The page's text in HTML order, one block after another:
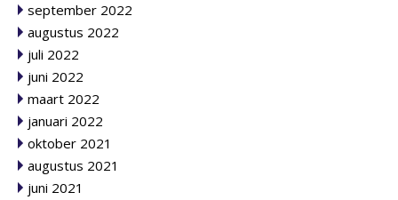
september 2022
augustus 2022
juli 2022
juni 2022
maart 2022
januari 2022
oktober 2021
augustus 2021
juni 2021